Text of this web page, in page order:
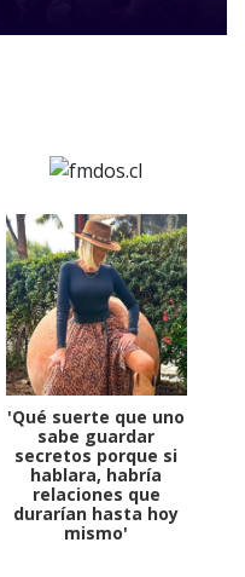
'Qué suerte que uno
sabe guardar
secretos porque si
hablara, habría
relaciones que
durarían hasta hoy
mismo'